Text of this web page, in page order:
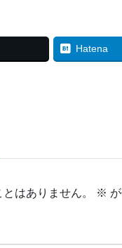
Hatena
はありません。 ※